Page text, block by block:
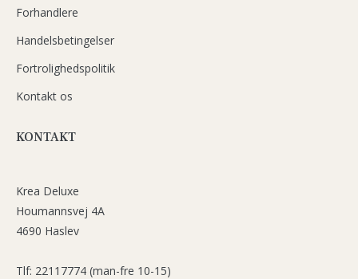
Forhandlere
Handelsbetingelser
Fortrolighedspolitik
Kontakt os
KONTAKT
Krea Deluxe
Houmannsvej 4A
4690 Haslev
Tlf: 22117774 (man-fre 10-15)